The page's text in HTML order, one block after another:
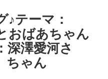
♪テーマ：
おばあちゃん
深澤愛河さ
ちゃん